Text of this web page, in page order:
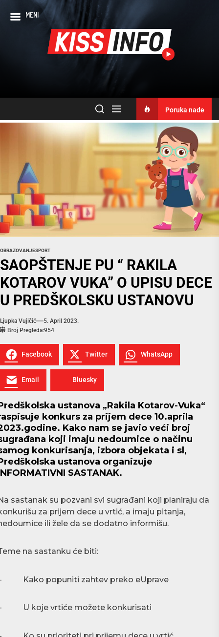
Poruka nade
OBRAZOVANJESPORT
SAOPŠTENJE PU “ RAKILA
KOTAROV VUKA” O UPISU DECE
U PREDŠKOLSKU USTANOVU
Ljupka Vujičić
5. April 2023.
Broj Pregleda:954
Facebook Twitter WhatsApp
Email Bluesky
ustanova „Rakila Kotarov-Vuka“
konkurs za prijem dece 10.aprila
Kako nam se javio veći broj
koji imaju nedoumice o načinu
konkurisanja, izbora objekata i sl,
ustanova organizuje
SASTANAK.
sastanak su pozvani svi sugrađani koji planiraju da
za prijem dece u vrtić, a imaju pitanja,
ili žele da se dodatno informišu.
na sastanku će biti:
Kako popuniti zahtev preko eUprave
U koje vrtiće možete konkurisati
MENI